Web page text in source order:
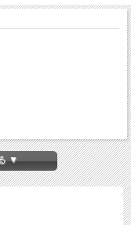
稿はいずれも社会思想史学
会思想史」に由来するが、
、遅きに失した感はある。
提に用いるべきではな
▼